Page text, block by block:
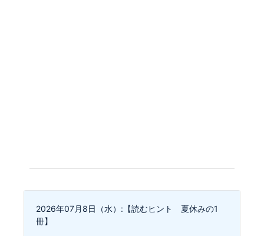
2026年07月8日（水）:【読むヒント 夏休みの1
冊】